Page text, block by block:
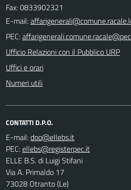
Fax: 0833902321
E-mail:
PEC:
Ufficio Relazioni con il Pubblico URP
Uffici e orari
Numeri utili
CONTATTI D.P.O.
E-mail:
PEC:
ELLE B.S. di Luigi Stifani
Via A. Primaldo 17
73028 Otranto (Le)